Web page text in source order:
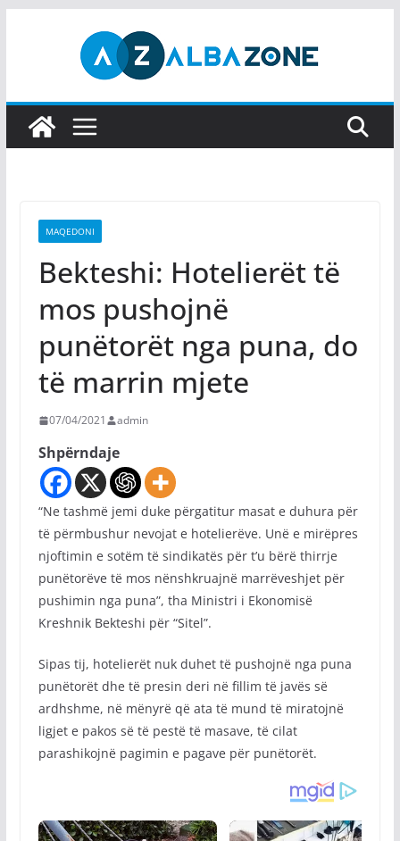
MAQEDONI
Bekteshi: Hotelierët të
mos pushojnë
punëtorët nga puna, do
të marrin mjete
07/04/2021 admin
Shpërndaje
“Ne tashmë jemi duke përgatitur masat e duhura për
të përmbushur nevojat e hotelierëve. Unë e mirëpres
njoftimin e sotëm të sindikatës për t’u bërë thirrje
punëtorëve të mos nënshkruajnë marrëveshjet për
pushimin nga puna”, tha Ministri i Ekonomisë
Kreshnik Bekteshi për “Sitel”.
Sipas tij, hotelierët nuk duhet të pushojnë nga puna
punëtorët dhe të presin deri në fillim të javës së
ardhshme, në mënyrë që ata të mund të miratojnë
ligjet e pakos së të pestë të masave, të cilat
parashikojnë pagimin e pagave për punëtorët.